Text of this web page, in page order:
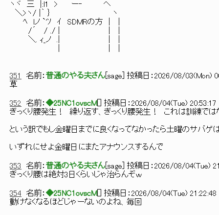
ヽヾ 三 |:l1 > ー‐ ヘ
＼>ヽ/ |｀ ｝ ヽ
ﾍ lノ `'ｿ ｲ SDMRの方 | |
/´ / ./ | | |
＼. ｨ_ノ .| | |
351 名前： 普通のやる夫さん sage ] 投稿日： 2026/08/03(Mon)
草
352 名前： ◆25NC1ovscM ] 投稿日： 2026/08/04(Tue) 20:53:17
ぎっくり腰発生！ 繰り返す、ぎっくり腰発生！ これは訓練で
という訳でもし金曜日までに良くなってなかったら土曜のサバゲ
いずれにせよ金曜日にまたアナウンスするんで
353 名前： 普通のやる夫さん sage ] 投稿日： 2026/08/04(Tue)
ぎっくり腰は絶対3日くらいじゃ治らんぞｗ
354 名前： ◆25NC1ovscM ] 投稿日： 2026/08/04(Tue) 21:22:48
動けなくなるほどじゃーないのよね、毎回